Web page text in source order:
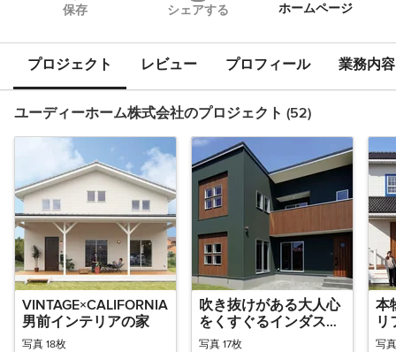
保存 シェアする ホームページ
プロジェクト レビュー プロフィール 業務内容
ユーディーホーム株式会社のプロジェクト (52)
VINTAGE×CALIFORNIA
男前インテリアの家
写真 18枚
吹き抜けがある大人心
をくすぐるインダスト
リアルな家
写真 17枚
本
リ
の
写